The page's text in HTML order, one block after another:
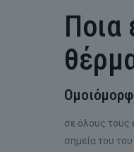
Ποια
σε όλους τους
σημεία του